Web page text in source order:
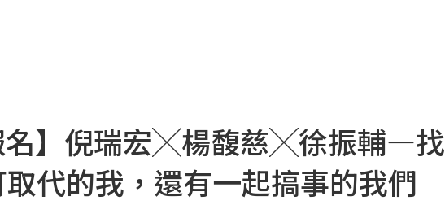
名】倪瑞宏╳楊馥慈╳徐振輔—找
代的我，還有一起搞事的我們